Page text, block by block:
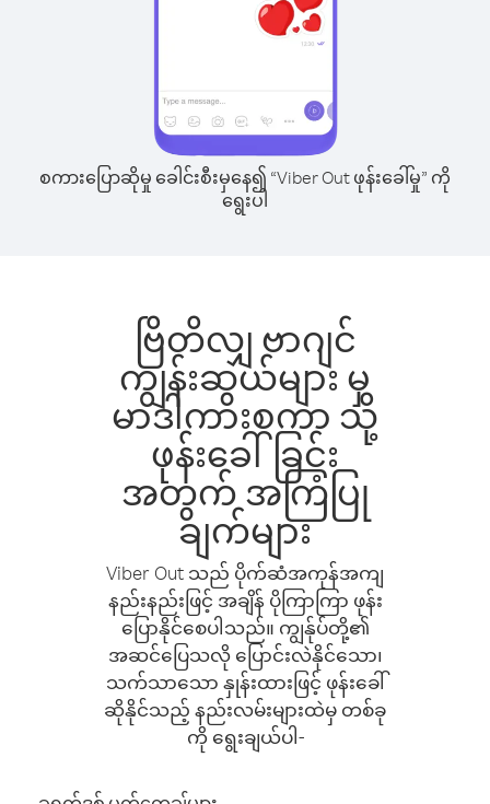
စကားပြောဆိုမှု ခေါင်းစီးမှနေ၍ “Viber Out ဖုန်းခေါ်မှု” ကို
ရွေးပါ
ဗြိတိလျှ ဗာဂျင်
ကျွန်းဆွယ်များ မှ
မာဒါကားစကာ သို့
ဖုန်းခေါ်ခြင်း
အတွက် အကြံပြု
ချက်များ
Viber Out သည် ပိုက်ဆံအကုန်အကျ
နည်းနည်းဖြင့် အချိန် ပိုကြာကြာ ဖုန်း
ပြောနိုင်စေပါသည်။ ကျွန်ုပ်တို့၏
အဆင်ပြေသလို ပြောင်းလဲနိုင်သော၊
သက်သာသော နှုန်းထားဖြင့် ဖုန်းခေါ်
ဆိုနိုင်သည့် နည်းလမ်းများထဲမှ တစ်ခု
ကို ရွေးချယ်ပါ-